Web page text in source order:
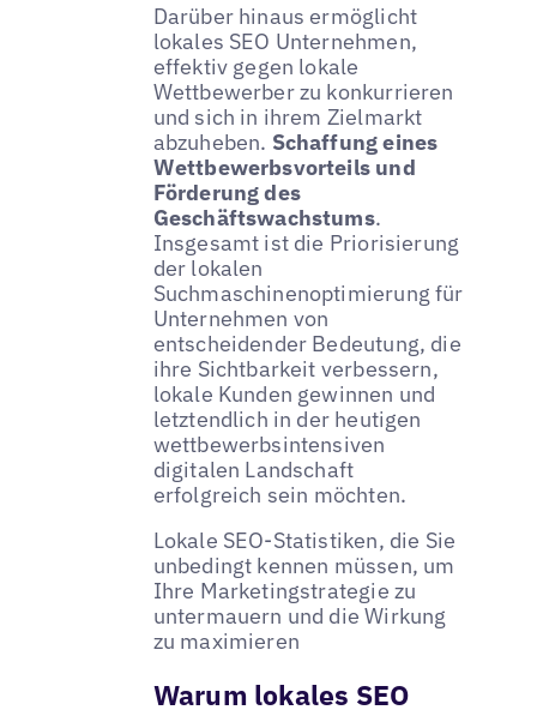
Darüber hinaus ermöglicht
lokales SEO Unternehmen,
effektiv gegen lokale
Wettbewerber zu konkurrieren
und sich in ihrem Zielmarkt
abzuheben. Schaffung eines
Wettbewerbsvorteils und
Förderung des
Geschäftswachstums.
Insgesamt ist die Priorisierung
der lokalen
Suchmaschinenoptimierung für
Unternehmen von
entscheidender Bedeutung, die
ihre Sichtbarkeit verbessern,
lokale Kunden gewinnen und
letztendlich in der heutigen
wettbewerbsintensiven
digitalen Landschaft
erfolgreich sein möchten.
Lokale SEO-Statistiken, die Sie
unbedingt kennen müssen, um
Ihre Marketingstrategie zu
untermauern und die Wirkung
zu maximieren
Warum lokales SEO